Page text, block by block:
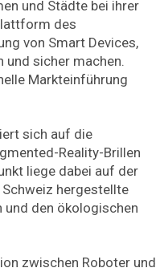
und Städte bei ihrer
des
von Smart Devices,
und sicher machen.
Markteinführung
sich auf die
Reality-Brillen
liege dabei auf der
hergestellte
und den ökologischen
zwischen Roboter und